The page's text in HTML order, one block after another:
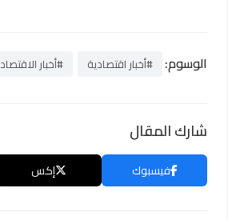
الوسوم: #أخبار اقتصادية #أخبار الاقتصاد
شارك المقال
فيسبوك إكس